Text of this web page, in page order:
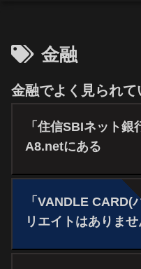
金融
金融でよく見られて
「住信SBIネット
A8.netにある
「VANDLE CARD(
リエイトはありませ